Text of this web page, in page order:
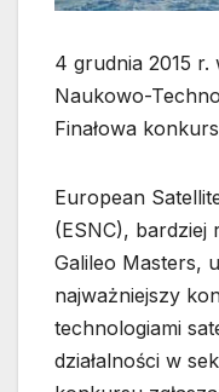
4 grudnia 2015 r.
Naukowo-
Finałowa
European
(ESNC),
Galileo Masters,
najważniejszy
technologiami
działalności w